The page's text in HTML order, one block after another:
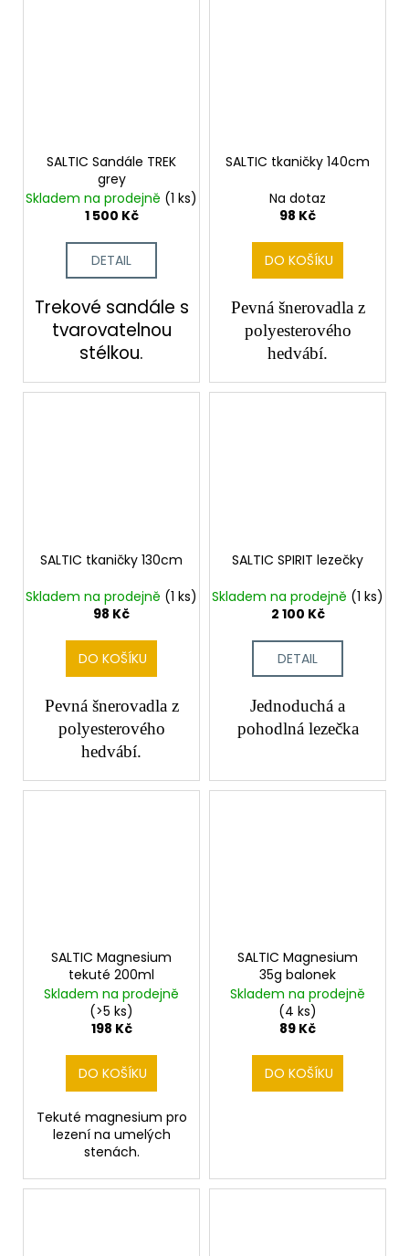
SALTIC Sandále TREK
grey
Skladem na prodejně (1 ks)
1 500 Kč
DETAIL
Trekové sandále s
tvarovatelnou
stélkou.
SALTIC tkaničky 140cm
Na dotaz
98 Kč
DO KOŠÍKU
Pevná šnerovadla z
polyesterového
hedvábí.
SALTIC tkaničky 130cm
Skladem na prodejně (1 ks)
98 Kč
DO KOŠÍKU
Pevná šnerovadla z
polyesterového
hedvábí.
SALTIC SPIRIT lezečky
Skladem na prodejně (1 ks)
2 100 Kč
DETAIL
Jednoduchá a
pohodlná lezečka
SALTIC Magnesium
tekuté 200ml
Skladem na prodejně
(>5 ks)
198 Kč
DO KOŠÍKU
Tekuté magnesium pro
lezení na umelých
stenách.
SALTIC Magnesium
35g balonek
Skladem na prodejně
(4 ks)
89 Kč
DO KOŠÍKU